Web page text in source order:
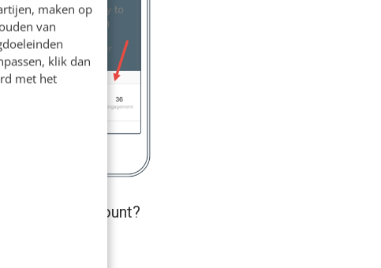
maken op
van
klik dan
met het
business-account?